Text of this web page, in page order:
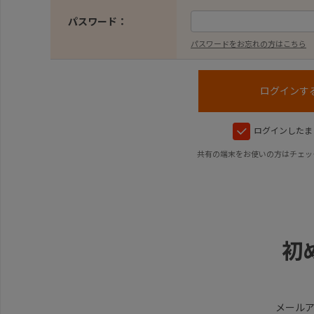
パスワード：
パスワードをお忘れの方はこちら
ログインした
共有の端末をお使いの方はチェ
初
メール